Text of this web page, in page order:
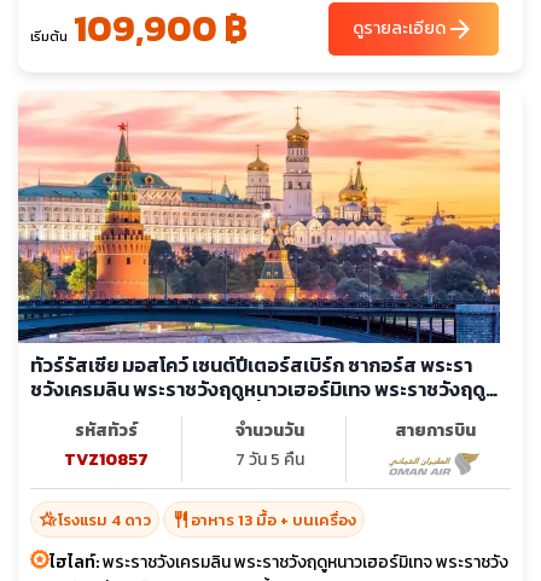
เริ่มต้น 109,900 ฿ ดูรายละเอียดarrow_forward
ทัวร์รัสเซีย มอสโคว์ เซนต์ปีเตอร์สเบิร์ก ซากอร์ส พระรา
ชวังเครมลิน พระราชวังฤดูหนาวเฮอร์มิเทจ พระราชวังฤดู
ร้อนปีเตอร์ฮอฟ อารามทรินิตี้
รหัสทัวร์
TVZ10857
จำนวนวัน
7 วัน 5 คืน
สายการบิน
hotel_classโรงแรม 4 ดาว restaurant อาหาร 13 มื้อ + บนเครื่อง
ไฮไลท์:พระราชวังเครมลิน พระราชวังฤดูหนาวเฮอร์มิเทจ พระราชวัง